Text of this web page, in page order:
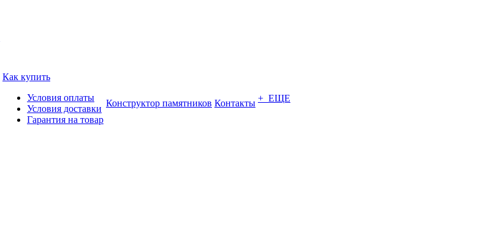
Как купить
Условия оплаты
Условия доставки
Гарантия на товар
Конструктор памятников Контакты + ЕЩЕ